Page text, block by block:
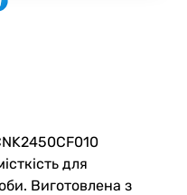
для
Виготовлена з